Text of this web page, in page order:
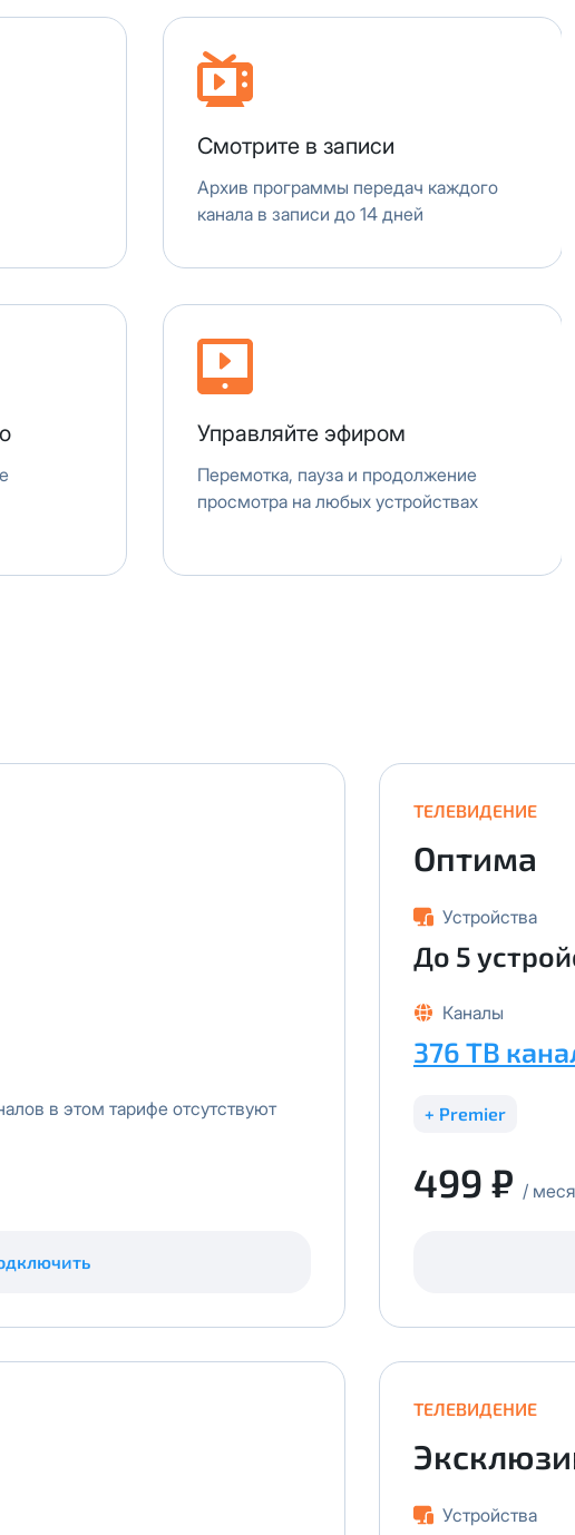
Смотрите в записи
Архив программы передач каждого
канала в записи до 14 дней
Управляйте эфиром
Перемотка, пауза и продолжение
просмотра на любых устройствах
в этом тарифе отсутствуют
ТЕЛЕВИДЕНИЕ
Оптима
Устройства
До 5
Каналы
376 ТВ
+ Premier
499 ₽ /
ТЕЛЕВИДЕНИЕ
Устройства
без дополнительного уведомления.
сетевые реквизиты можно по эл.почте